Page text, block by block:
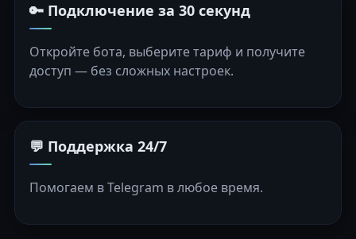
🔑 Подключение за 30 секунд
Откройте бота, выберите тариф и получите
доступ — без сложных настроек.
💬 Поддержка 24/7
Помогаем в Telegram в любое время.